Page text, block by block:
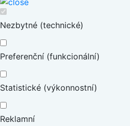
Nezbytné (technické)
Preferenční (funkcionální)
Statistické (výkonnostní)
Reklamní